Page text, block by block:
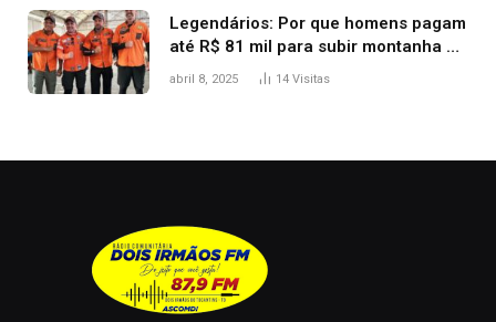
Legendários: Por que homens pagam
até R$ 81 mil para subir montanha e
melhorar casamento?
abril 8, 2025 14 Visitas